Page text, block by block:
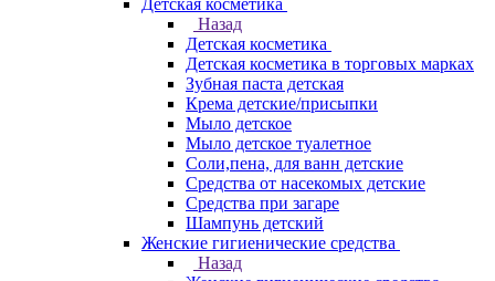
Детская косметика
Назад
Детская косметика
Детская косметика в торговых марках
Зубная паста детская
Крема детские/присыпки
Мыло детское
Мыло детское туалетное
Соли,пена, для ванн детские
Средства от насекомых детские
Средства при загаре
Шампунь детский
Женские гигиенические средства
Назад